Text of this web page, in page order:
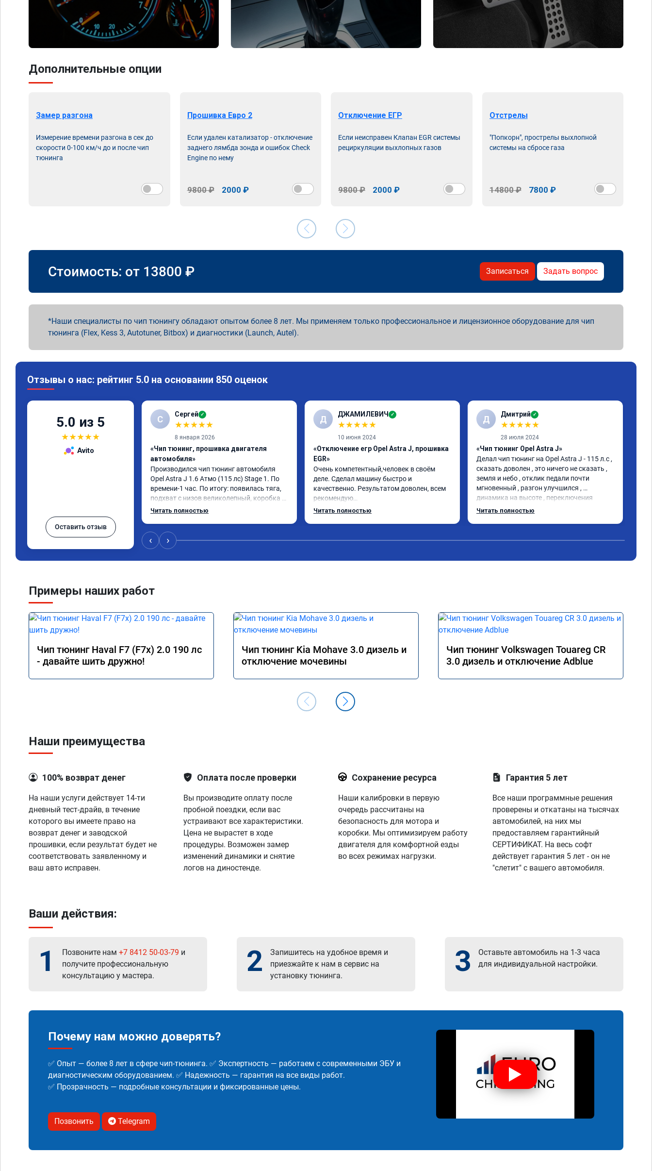
Дополнительные опции
Замер разгона
Измерение времени разгона в сек до
скорости 0-100 км/ч до и после чип
тюнинга
Прошивка Евро 2
Если удален катализатор - отключение
заднего лямбда зонда и ошибок Check
Engine по нему
9800 ₽ 2000 ₽
Отключение ЕГР
Если неисправен Клапан EGR системы
рециркуляции выхлопных газов
9800 ₽ 2000 ₽
Отстрелы
"Попкорн", прострелы выхлопной
системы на сбросе газа
14800 ₽ 7800 ₽
Стоимость: от 13800 ₽ Записаться Задать вопрос
Наши специалисты по чип тюнингу обладают опытом более 8 лет. Мы применяем только профессиональное и лицензионное оборудование для чип
тюнинга (Flex, Kess 3, Autotuner, Bitbox) и диагностики (Launch, Autel).
Отзывы о нас: рейтинг 5.0 на основании 850 оценок
5.0 из 5
★★★★★
Avito
Оставить отзыв
С Сергей ✓
★★★★★
8 января 2026
«Чип тюнинг, прошивка двигателя
автомобиля»
Производился чип тюнинг автомобиля
Opel Astra J 1.6 Атмо (115 лс) Stage 1. По
времени-1 час. По итогу: появилась тяга,
подхват с низов великолепный, коробка
стала работать плавнее. На трассе
Вообщем доволен как слон )))
Рекомендую компанию!
Читать полностью
Д ДЖАМИЛЕВИЧ ✓
★★★★★
10 июня 2024
«Отключение егр Opel Astra J, прошивка
EGR»
Очень компетентный,человек в своём
деле. Сделал машину быстро и
качественно. Результатом доволен, всем
рекомендую
До этого машина не ехала и расход был
Читать полностью
Д Дмитрий ✓
★★★★★
28 июля 2024
«Чип тюнинг Opel Astra J»
Делал чип тюнинг на Opel Astra J - 115 л.с ,
сказать доволен , это ничего не сказать ,
земля и небо , отклик педали почти
мгновенный , разгон улучшился ,
динамика на высоте , переключения
коробки мягче , ребят от души благодарю
Читать полностью
‹ ›
Примеры наших работ
Чип тюнинг Haval F7 (F7x) 2.0 190 лс
- давайте шить дружно!
Чип тюнинг Kia Mohave 3.0 дизель и
отключение мочевины
Чип тюнинг Volkswagen Touareg CR
3.0 дизель и отключение Adblue
Наши преимущества
100% возврат денег
На наши услуги действует 14-ти
дневный тест-драйв, в течение
которого вы имеете право на
возврат денег и заводской
прошивки, если результат будет не
соответствовать заявленному и
ваш авто исправен.
Оплата после проверки
Вы производите оплату после
пробной поездки, если вас
устраивают все характеристики.
Цена не вырастет в ходе
процедуры. Возможен замер
изменений динамики и снятие
логов на диностенде.
Сохранение ресурса
Наши калибровки в первую
очередь рассчитаны на
безопасность для мотора и
коробки. Мы оптимизируем работу
двигателя для комфортной езды
во всех режимах нагрузки.
Гарантия 5 лет
Все наши программные решения
проверены и откатаны на тысячах
автомобилей, на них мы
предоставляем гарантийный
СЕРТИФИКАТ. На весь софт
действует гарантия 5 лет - он не
"слетит" с вашего автомобиля.
Ваши действия:
1 Позвоните нам +7 8412 50-03-79 и
получите профессиональную
консультацию у мастера.
2
Запишитесь на удобное время и
приезжайте к нам в сервис на
установку тюнинга.
3
Оставьте автомобиль на 1-3 часа
для индивидуальной настройки.
Почему нам можно доверять?
✅ Опыт — более 8 лет в сфере чип-тюнинга. ✅ Экспертность — работаем с современными ЭБУ и
диагностическим оборудованием. ✅ Надежность — гарантия на все виды работ.
✅ Прозрачность — подробные консультации и фиксированные цены.
Позвонить Telegram